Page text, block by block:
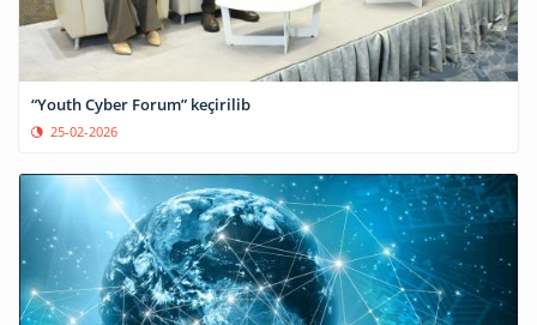
“Youth Cyber Forum” keçirilib
25-02-2026